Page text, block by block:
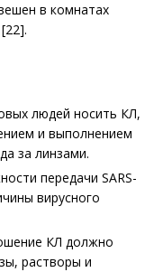
в комнатах
людей носить КЛ,
и выполнением
за линзами.
передачи SARS-
вирусного
КЛ должно
растворы и